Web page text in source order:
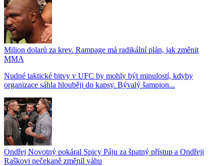
Milion dolarů za krev. Rampage má radikální plán, jak změnit
MMA
Nudné taktické bitvy v UFC by mohly být minulostí, kdyby
organizace sáhla hlouběji do kapsy. Bývalý šampion...
Ondřej Novotný pokáral Spicy Páju za špatný přístup a Ondřeji
Raškovi nečekaně změnil váhu